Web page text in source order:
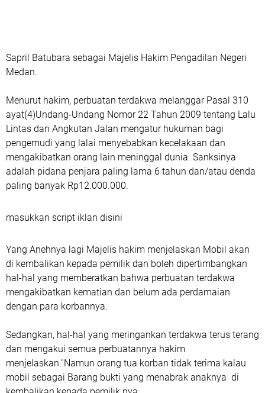
Sapril Batubara sebagai Majelis Hakim Pengadilan Negeri
Medan.
Menurut hakim, perbuatan terdakwa melanggar Pasal 310
ayat(4)Undang-Undang Nomor 22 Tahun 2009 tentang Lalu
Lintas dan Angkutan Jalan mengatur hukuman bagi
pengemudi yang lalai menyebabkan kecelakaan dan
mengakibatkan orang lain meninggal dunia. Sanksinya
adalah pidana penjara paling lama 6 tahun dan/atau denda
paling banyak Rp12.000.000.
masukkan script iklan disini
Yang Anehnya lagi Majelis hakim menjelaskan Mobil akan
di kembalikan kepada pemilik dan boleh dipertimbangkan
hal-hal yang memberatkan bahwa perbuatan terdakwa
mengakibatkan kematian dan belum ada perdamaian
dengan para korbannya.
Sedangkan, hal-hal yang meringankan terdakwa terus terang
dan mengakui semua perbuatannya hakim
menjelaskan.''Namun orang tua korban tidak terima kalau
mobil sebagai Barang bukti yang menabrak anaknya di